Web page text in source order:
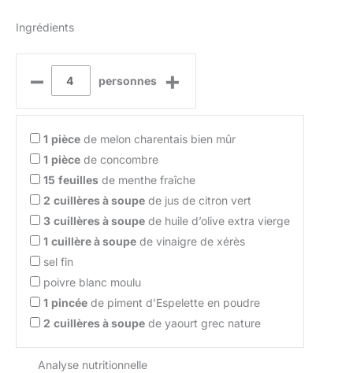
Ingrédients
– personnes +
1 pièce de melon charentais bien mûr
1 pièce de concombre
15 feuilles de menthe fraîche
2 cuillères à soupe de jus de citron vert
3 cuillères à soupe de huile d’olive extra vierge
1 cuillère à soupe de vinaigre de xérès
sel fin
poivre blanc moulu
1 pincée de piment d’Espelette en poudre
2 cuillères à soupe de yaourt grec nature
Analyse nutritionnelle